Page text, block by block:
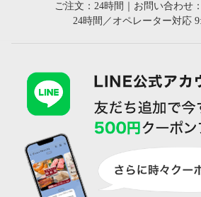
ご注文：24時間｜お問い合わせ
24時間／オペレーター対応